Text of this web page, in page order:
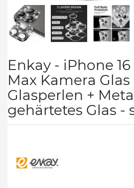
Enkay - iPhone 16
Max Kamera Glas
Glasperlen +
gehärtetes Glas -